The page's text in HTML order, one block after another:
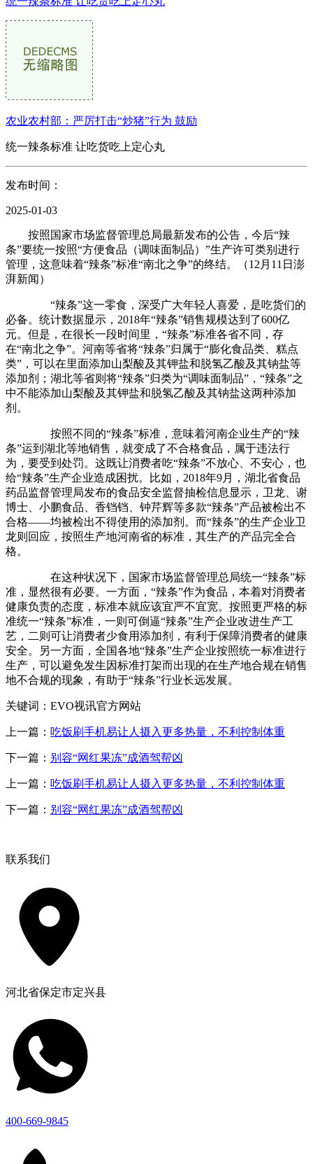
农业农村部：严厉打击“炒猪”行为 鼓励
统一辣条标准 让吃货吃上定心丸
发布时间：
2025-01-03
按照国家市场监督管理总局最新发布的公告，今后“辣
条”要统一按照“方便食品（调味面制品）”生产许可类别进行
管理，这意味着“辣条”标准“南北之争”的终结。（12月11日澎
湃新闻）
“辣条”这一零食，深受广大年轻人喜爱，是吃货们的
必备。统计数据显示，2018年“辣条”销售规模达到了600亿
元。但是，在很长一段时间里，“辣条”标准各省不同，存
在“南北之争”。河南等省将“辣条”归属于“膨化食品类、糕点
类”，可以在里面添加山梨酸及其钾盐和脱氢乙酸及其钠盐等
添加剂；湖北等省则将“辣条”归类为“调味面制品”，“辣条”之
中不能添加山梨酸及其钾盐和脱氢乙酸及其钠盐这两种添加
剂。
按照不同的“辣条”标准，意味着河南企业生产的“辣
条”运到湖北等地销售，就变成了不合格食品，属于违法行
为，要受到处罚。这既让消费者吃“辣条”不放心、不安心，也
给“辣条”生产企业造成困扰。比如，2018年9月，湖北省食品
药品监督管理局发布的食品安全监督抽检信息显示，卫龙、谢
博士、小鹏食品、香铛铛、钟芹辉等多款“辣条”产品被检出不
合格——均被检出不得使用的添加剂。而“辣条”的生产企业卫
龙则回应，按照生产地河南省的标准，其生产的产品完全合
格。
在这种状况下，国家市场监督管理总局统一“辣条”标
准，显然很有必要。一方面，“辣条”作为食品，本着对消费者
健康负责的态度，标准本就应该宜严不宜宽。按照更严格的标
准统一“辣条”标准，一则可倒逼“辣条”生产企业改进生产工
艺，二则可让消费者少食用添加剂，有利于保障消费者的健康
安全。另一方面，全国各地“辣条”生产企业按照统一标准进行
生产，可以避免发生因标准打架而出现的在生产地合规在销售
地不合规的现象，有助于“辣条”行业长远发展。
关键词：EVO视讯官方网站
上一篇： 吃饭刷手机易让人摄入更多热量，不利控制体重
下一篇： 别容“网红果冻”成酒驾帮凶
上一篇： 吃饭刷手机易让人摄入更多热量，不利控制体重
下一篇： 别容“网红果冻”成酒驾帮凶
联系我们
河北省保定市定兴县
400-669-9845